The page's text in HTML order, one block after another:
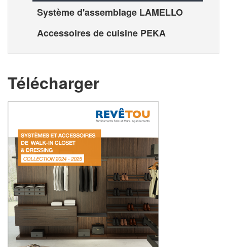
Système d'assemblage LAMELLO
Accessoires de cuisine PEKA
Télécharger